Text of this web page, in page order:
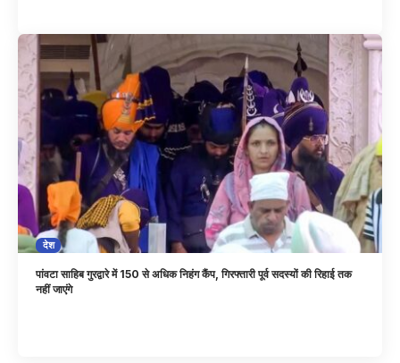
देश
पांवटा साहिब गुरद्वारे में 150 से अधिक निहंग कैंप, गिरफ्तारी पूर्व सदस्यों की रिहाई तक
नहीं जाएंगे